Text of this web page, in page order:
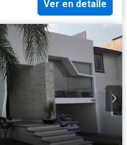
Ver en detalle